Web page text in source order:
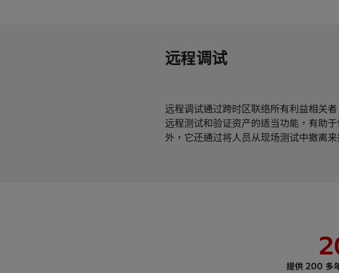
远程调试
远程调试通过跨时区联络所有利益相关
远程测试和验证资产的适当功能，有助
外，它还通过将人员从现场测试中撤离来
提供 200 多